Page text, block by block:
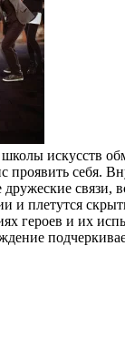
искусств
проявить себя.
дружеские связи,
и плетутся
героев и их